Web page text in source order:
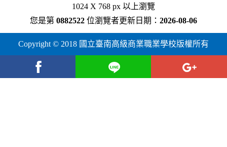
1024 X 768 px 以上瀏覽
您是第 0882522 位瀏覽者更新日期： 2026-08-06
Copyright © 2018 國立臺南高級商業職業學校版權所有